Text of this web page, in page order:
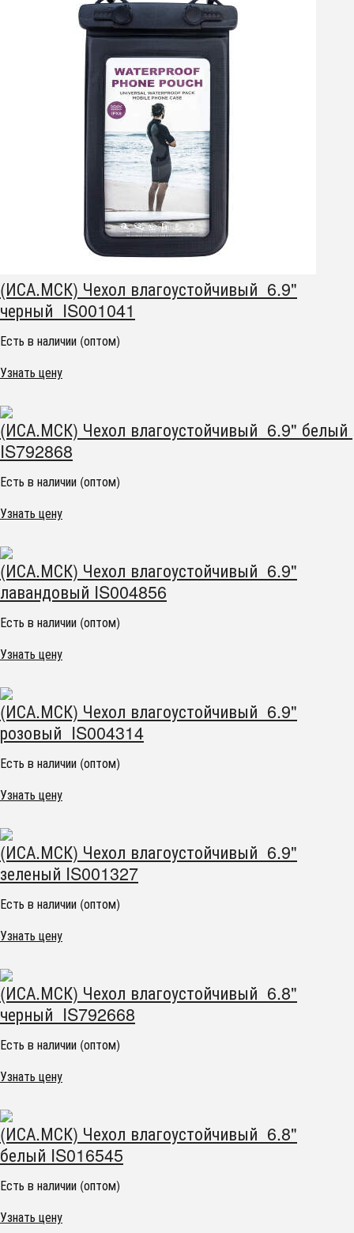
(ИСА.МСК) Чехол влагоустойчивый 6.9"
черный IS001041
Есть в наличии (оптом)
Узнать цену
(ИСА.МСК) Чехол влагоустойчивый 6.9" белый
IS792868
Есть в наличии (оптом)
Узнать цену
(ИСА.МСК) Чехол влагоустойчивый 6.9"
лавандовый IS004856
Есть в наличии (оптом)
Узнать цену
(ИСА.МСК) Чехол влагоустойчивый 6.9"
розовый IS004314
Есть в наличии (оптом)
Узнать цену
(ИСА.МСК) Чехол влагоустойчивый 6.9"
зеленый IS001327
Есть в наличии (оптом)
Узнать цену
(ИСА.МСК) Чехол влагоустойчивый 6.8"
черный IS792668
Есть в наличии (оптом)
Узнать цену
(ИСА.МСК) Чехол влагоустойчивый 6.8"
белый IS016545
Есть в наличии (оптом)
Узнать цену